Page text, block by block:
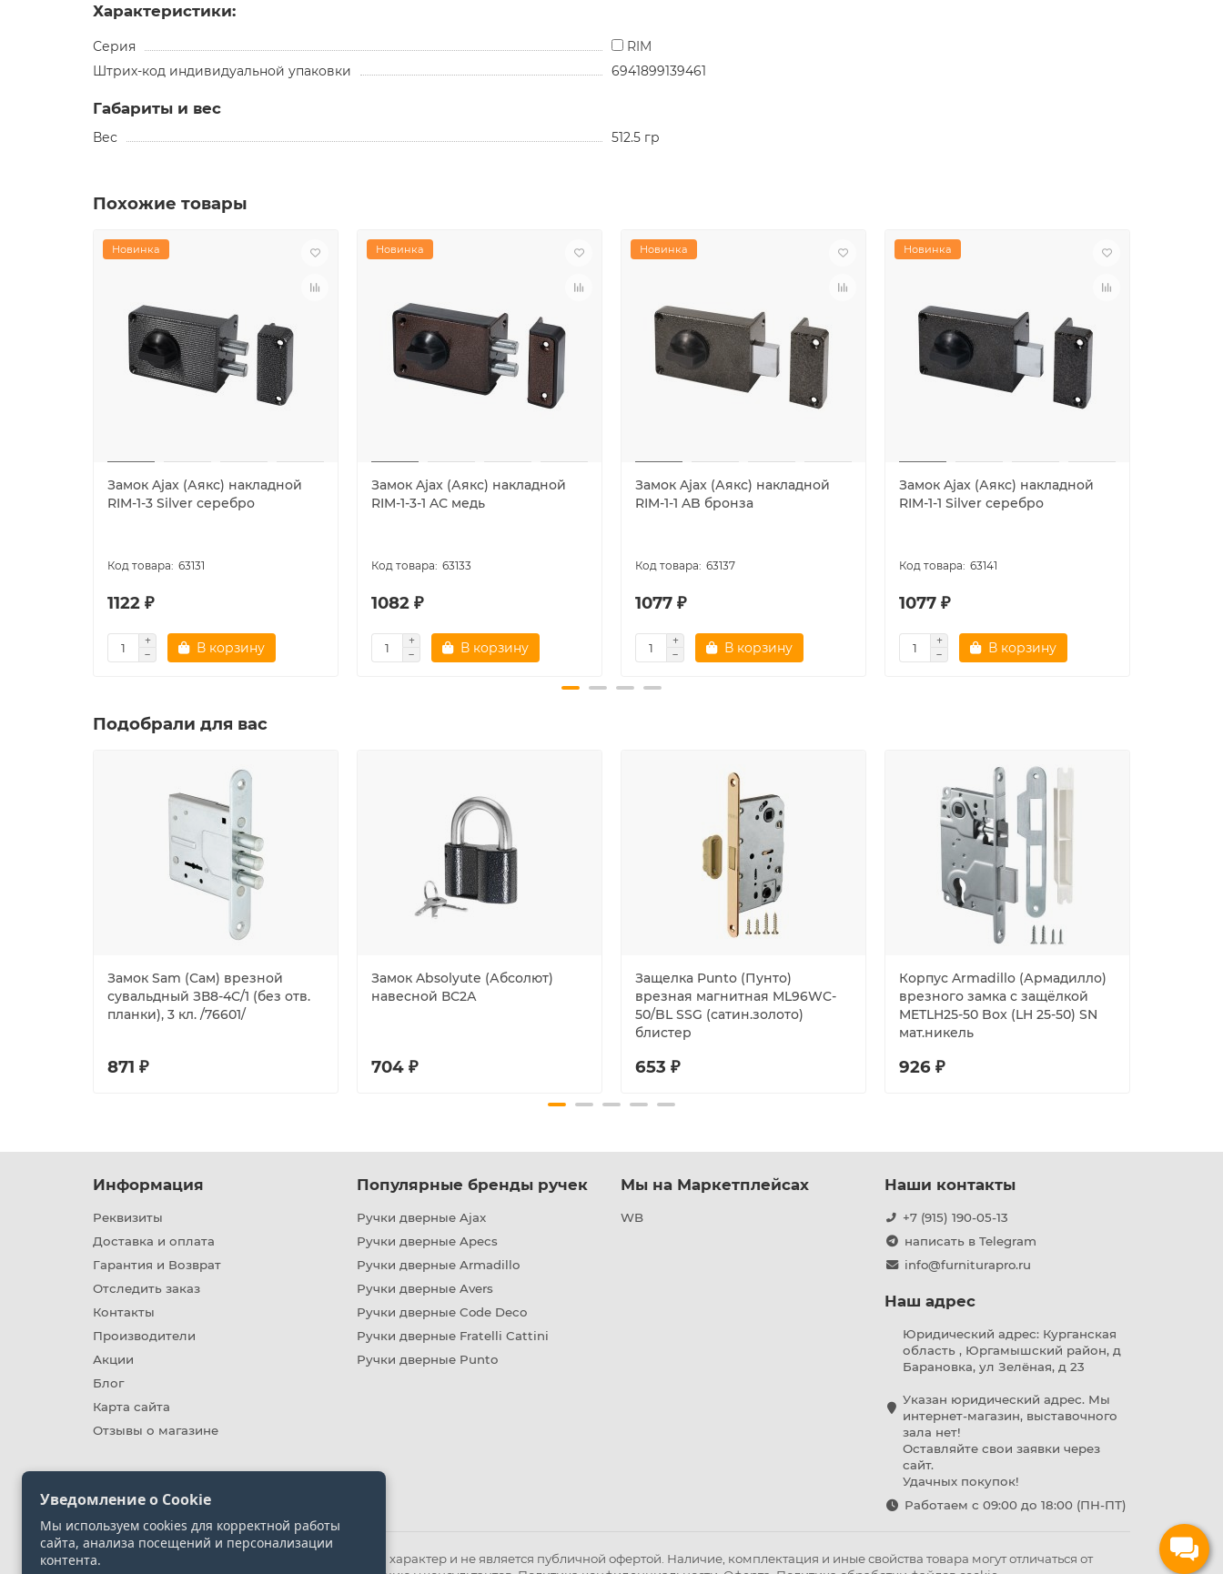
Характеристики:
Серия
RIM
Штрих-код индивидуальной упаковки
6941899139461
Габариты и вес
Вес 512.5 гр
Похожие товары
Новинка
Замок Ajax (Аякс) накладной
RIM-1-3 Silver серебро
63131
1122 ₽
В корзину
Новинка
Замок Ajax (Аякс) накладной
RIM-1-3-1 AС медь
63133
1082 ₽
В корзину
Новинка
Замок Ajax (Аякс) накладной
RIM-1-1 AB бронза
63137
1077 ₽
В корзину
Новинка
Замок Ajax (Аякс) накладной
RIM-1-1 Silver серебро
63141
1077 ₽
В корзину
Подобрали для вас
Замок Sam (Сам) врезной
сувальдный ЗВ8-4С/1 (без отв.
планки), 3 кл. /76601/
871 ₽
Замок Absolyute (Абсолют)
навесной ВС2А
704 ₽
Защелка Punto (Пунто)
врезная магнитная ML96WC-
50/BL SSG (сатин.золото)
блистер
653 ₽
Корпус Armadillo (Армадилло)
врезного замка c защёлкой
METLH25-50 Box (LH 25-50) SN
мат.никель
926 ₽
Информация
Реквизиты
Доставка и оплата
Гарантия и Возврат
Отследить заказ
Контакты
Производители
Акции
Блог
Карта сайта
Отзывы о магазине
Популярные бренды ручек
Ручки дверные Ajax
Ручки дверные Apecs
Ручки дверные Armadillo
Ручки дверные Avers
Ручки дверные Code Deco
Ручки дверные Fratelli Cattini
Ручки дверные Punto
Мы на Маркетплейсах
WB
Наши контакты
+7 (915) 190-05-13
написать в Telegram
info@furniturapro.ru
Наш адрес
Юридический адрес: Курганская
область , Юргамышский район, д
Барановка, ул Зелёная, д 23
Указан юридический адрес. Мы
интернет-магазин, выставочного
зала нет!
Оставляйте свои заявки через
сайт.
Удачных покупок!
Работаем с 09:00 до 18:00 (ПН-ПТ)
Информация на сайте носит ознакомительный характер и не является публичной офертой. Наличие, комплектация и иные свойства товара могут отличаться от
Уведомление о Cookie
Мы используем cookies для корректной работы
сайта, анализа посещений и персонализации
контента.